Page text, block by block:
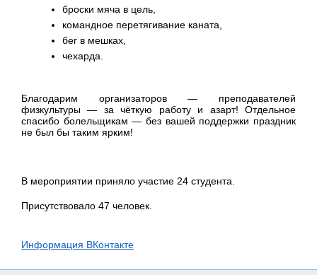
броски мяча в цель,
командное перетягивание каната,
бег в мешках,
чехарда.
Благодарим организаторов — преподавателей
физкультуры — за чёткую работу и азарт! Отдельное
спасибо болельщикам — без вашей поддержки праздник
не был бы таким ярким!
В мероприятии приняло участие 24 студента.
Присутствовало 47 человек.
Информация ВКонтакте